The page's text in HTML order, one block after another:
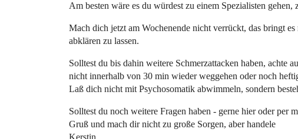
Am besten wäre es du würdest zu einem Spezialisten gehen,
Mach dich jetzt am Wochenende nicht verrückt, das bringt
abklären zu lassen.
Solltest du bis dahin weitere Schmerzattacken haben, achte
nicht innerhalb von 30 min wieder weggehen oder noch
Laß dich nicht mit Psychosomatik abwimmeln, sondern
Solltest du noch weitere Fragen haben - gerne hier oder per
Gruß und mach dir nicht zu große Sorgen, aber handele
Kerstin